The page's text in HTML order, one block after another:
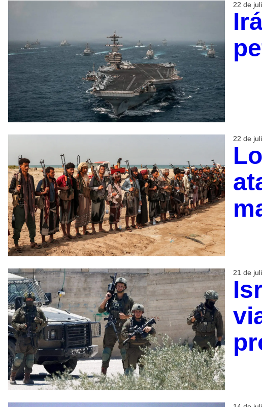
22 de
22 de
21 de